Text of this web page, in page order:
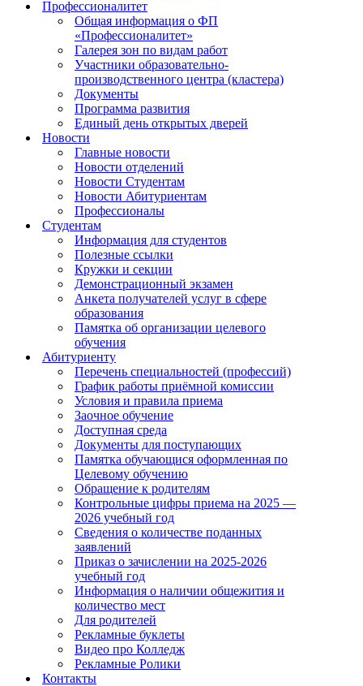
Профессионалитет
Общая информация о ФП
«Профессионалитет»
Галерея зон по видам работ
Участники образовательно-
производственного центра (кластера)
Документы
Программа развития
Единый день открытых дверей
Новости
Главные новости
Новости отделений
Новости Студентам
Новости Абитуриентам
Профессионалы
Студентам
Информация для студентов
Полезные ссылки
Кружки и секции
Демонстрационный экзамен
Анкета получателей услуг в сфере
образования
Памятка об организации целевого
обучения
Абитуриенту
Перечень специальностей (профессий)
График работы приёмной комиссии
Условия и правила приема
Заочное обучение
Доступная среда
Документы для поступающих
Памятка обучающися оформленная по
Целевому обучению
Обращение к родителям
Контрольные цифры приема на 2025 —
2026 учебный год
Сведения о количестве поданных
заявлений
Приказ о зачислении на 2025-2026
учебный год
Информация о наличии общежития и
количество мест
Для родителей
Рекламные буклеты
Видео про Колледж
Рекламные Ролики
Контакты